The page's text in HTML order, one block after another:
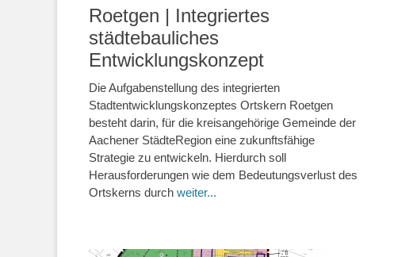
Roetgen | Integriertes
städtebauliches
Entwicklungskonzept
Die Aufgabenstellung des integrierten
Stadtentwicklungskonzeptes Ortskern Roetgen
besteht darin, für die kreisangehörige Gemeinde der
Aachener StädteRegion eine zukunftsfähige
Strategie zu entwickeln. Hierdurch soll
Herausforderungen wie dem Bedeutungsverlust des
Ortskerns durch weiter...